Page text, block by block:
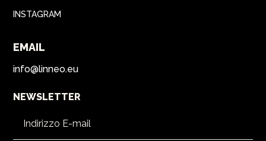
INSTAGRAM
EMAIL
info@linneo.eu
NEWSLETTER